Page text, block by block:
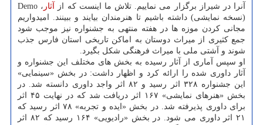
آنرا در شیراز برگزار می نماییم. تلاش ما اینست که از
آثار
، Demo
(نسخه نمایشی) داشته باشیم تا هنرمندان بیایند و ببینند. امیدواریم
مجانی کردن موزه ها در هفته منتهی به جشنواره نیز موجب شود
جمع کثیری از میراث دوستان به اماکن تاریخی استان فارس جذب
شوند و آشتی ملی با میراث فرهنگی شکل بگیرد.
او سپس آماری از آثار رسیده به بخش های مختلف این جشنواره و
آثار داوری شده را ارائه کرد و اظهار داشت: در بخش «سینمایی»
این جشنواره ۳۲۸ اثر رسید و ۸۲ اثر واجد داوری دانسته شد. در
بخش «هنرهای نمایشی» ۱۶۷ اثر دریافت شد که در نهایت ۴۵ اثر
برای داوری پذیرفته شد. در بخش «ایده و تجربه» ۷۸ اثر رسید که
۲۱ اثر داوری می شود. در بخش «رادیویی» ۱۶۴ رسید که ۸۲ اثر